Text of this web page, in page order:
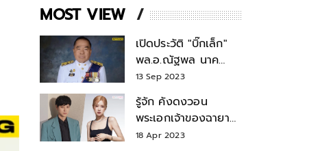
MOST VIEW
เปิดประวัติ "บิ๊กเล็ก"
พล.อ.ณัฐพล นาค
พาณิชย์ จากเลขาฯ
สมช.-เลขาฯ
รมว.กลาโหม
13 Sep 2023
รู้จัก คังดงวอน
พระเอกเจ้าของฉายา
สมบัติแห่งชาติ หลังมี
18 Apr 2023